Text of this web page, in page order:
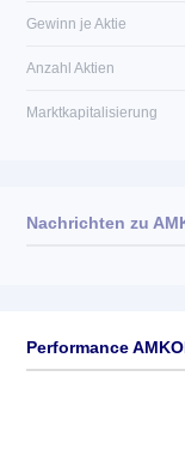
Gewinn je Aktie
Anzahl Aktien
Marktkapitalisierung
Nachrichten zu
Performance